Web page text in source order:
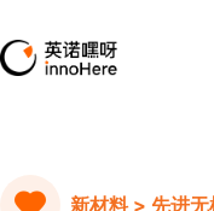
新材料 > 先进